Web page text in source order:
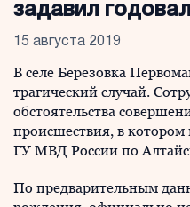
задавил
15 августа 2019
В селе Березовка
трагический случай.
обстоятельства
происшествия, в
ГУ МВД России по
По предварительным